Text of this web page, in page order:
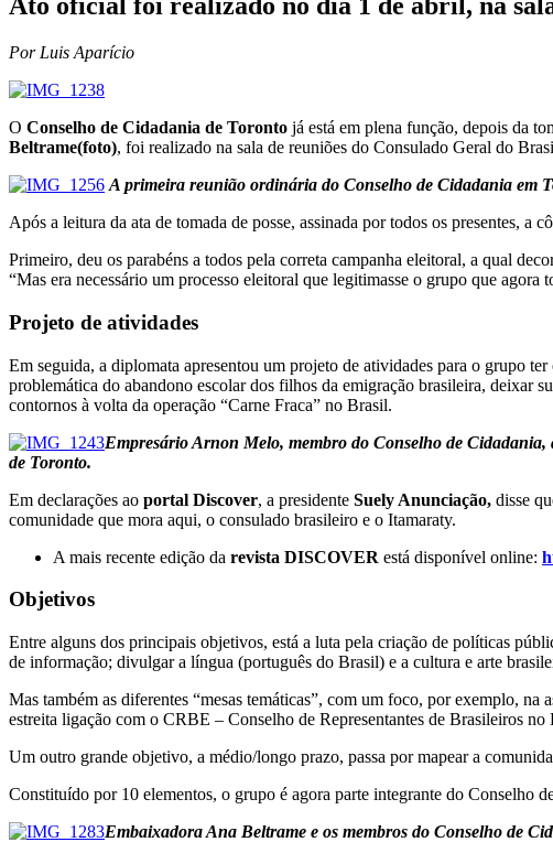
Ato oficial foi realizado no dia 1 de abril, na
Por Luis Aparício
O Conselho de Cidadania de Toronto já está em plena função, depois da
Beltrame(foto), foi realizado na sala de reuniões do Consulado Geral do
A primeira reunião ordinária do Conselho de Cidadania em
Após a leitura da ata de tomada de posse, assinada por todos os presentes,
Primeiro, deu os parabéns a todos pela correta campanha eleitoral, a qual
“Mas era necessário um processo eleitoral que legitimasse o grupo que
Projeto de atividades
Em seguida, a diplomata apresentou um projeto de atividades para o grupo
problemática do abandono escolar dos filhos da emigração brasileira, deixar
contornos à volta da operação “Carne Fraca” no Brasil.
Empresário Arnon Melo, membro do Conselho de
de Toronto.
Em declarações ao portal Discover, a presidente Suely Anunciação, disse
comunidade que mora aqui, o consulado brasileiro e o Itamaraty.
A mais recente edição da revista DISCOVER está disponível online:
Objetivos
Entre alguns dos principais objetivos, está a luta pela criação de políticas
de informação; divulgar a língua (português do Brasil) e a cultura e arte
Mas também as diferentes “mesas temáticas”, com um foco, por exemplo,
estreita ligação com o CRBE – Conselho de Representantes de Brasileiros no
Um outro grande objetivo, a médio/longo prazo, passa por mapear a
Constituído por 10 elementos, o grupo é agora parte integrante do Conselho
Embaixadora Ana Beltrame e os membros do Conselho de